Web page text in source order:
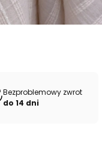
Bezproblemowy zwrot
do 14 dni
marek odzieżowych.